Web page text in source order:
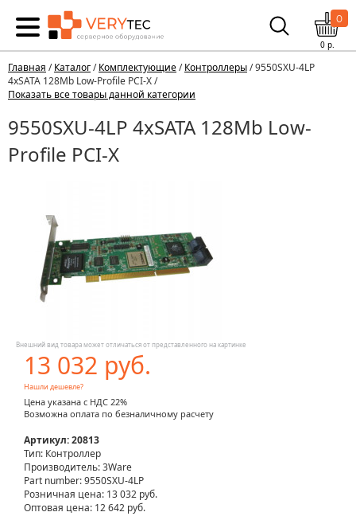
0
0р.
Главная /Каталог/Комплектующие/Контроллеры/ 9550SXU-4LP
4xSATA 128Mb Low-Profile PCI-X /
Показать все товары данной категории
9550SXU-4LP 4xSATA 128Mb Low-
Profile PCI-X
Внешний вид товара может отличаться от представленного на картинке
13 032 руб.
Нашли дешевле?
Цена указана с НДС 22%
Возможна оплата по безналичному расчету
Артикул: 20813
Тип: Контроллер
Производитель: 3Ware
Part number: 9550SXU-4LP
Розничная цена: 13 032 руб.
Оптовая цена: 12 642 руб.